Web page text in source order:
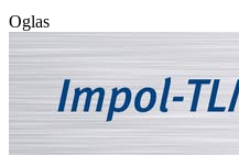
Oglas